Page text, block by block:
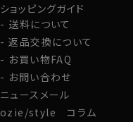
ショッピングガイド
送料について
返品交換について
お買い物FAQ
お問い合わせ
ニュースメール
ozie/style コラム